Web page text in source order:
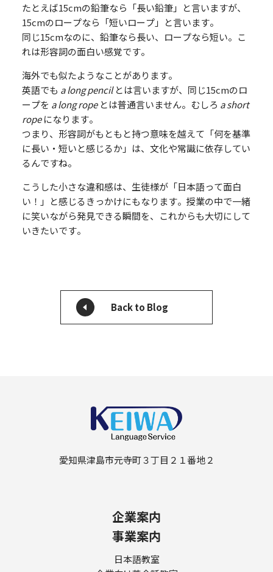
たとえば15cmの鉛筆なら「長い鉛筆」と言いますが、
15cmのロープなら「短いロープ」と言います。
同じ15cmなのに、鉛筆なら長い、ロープなら短い。こ
れは形容詞の面白い感覚です。
海外でも似たようなことがあります。
英語でも a long pencilとは言いますが、同じ15cmのロ
ープを a long ropeとは普通言いません。むしろ a short
ropeになります。
つまり、形容詞がもともと持つ意味を越えて「何を基準
に長い・短いと感じるか」は、文化や常識に依存してい
るんですね。
こうした小さな違和感は、生徒様が「日本語って面白
い！」と感じるきっかけにもなります。授業の中で一緒
に笑いながら発見できる瞬間を、これからも大切にして
いきたいです。
Back to Blog
愛知県津島市元寺町３丁目２１番地２
企業案内
事業案内
日本語教室